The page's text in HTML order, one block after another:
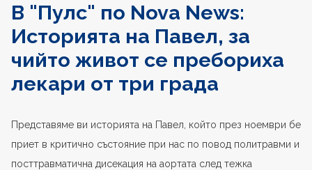
В "Пулс" по Nova News:
Историята на Павел, за
чийто живот се пребориха
лекари от три града
Представяме ви историята на Павел, който през ноември бе
приет в критично състояние при нас по повод политравми и
посттравматична дисекация на аортата след тежка